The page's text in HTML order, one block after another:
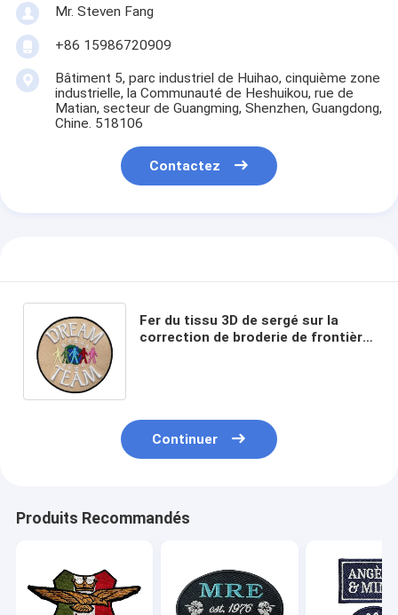
Mr. Steven Fang
+86 15986720909
Bâtiment 5, parc industriel de Huihao, cinquième zone
industrielle, la Communauté de Heshuikou, rue de
Matian, secteur de Guangming, Shenzhen, Guangdong,
Chine. 518106
Contactez
Fer du tissu 3D de sergé sur la
correction de broderie de frontière
Continuer
Produits Recommandés